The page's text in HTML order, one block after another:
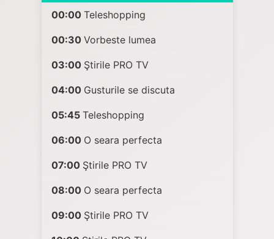
00:00 Teleshopping
00:30 Vorbeste lumea
03:00 Ştirile PRO TV
04:00 Gusturile se discuta
05:45 Teleshopping
06:00 O seara perfecta
07:00 Ştirile PRO TV
08:00 O seara perfecta
09:00 Ştirile PRO TV